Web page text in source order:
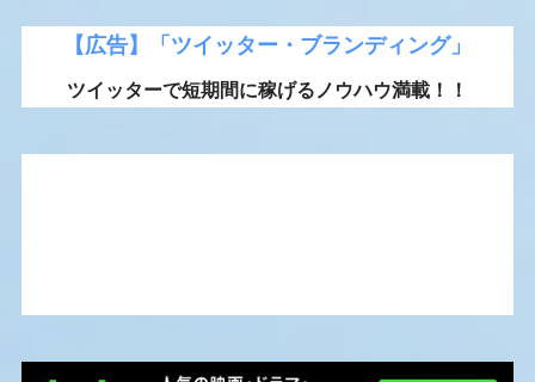
【広告】「ツイッター・ブランディング」
ツイッターで短期間に稼げるノウハウ満載！！